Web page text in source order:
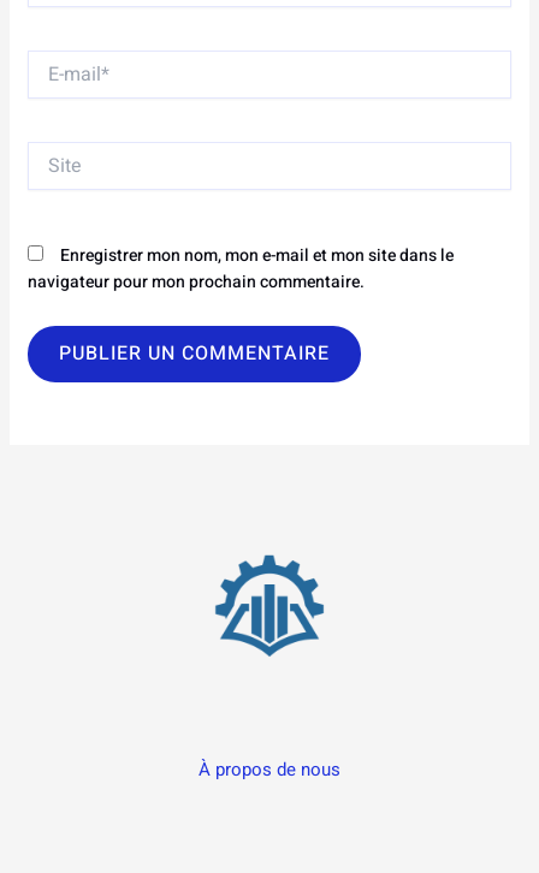
mail*
Site
Enregistrer mon nom, mon e-mail et mon site dans le
navigateur pour mon prochain commentaire.
À propos de nous